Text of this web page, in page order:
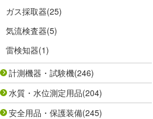
ガス採取器(25)
気流検査器(5)
雷検知器(1)
計測機器・試験機(246)
水質・水位測定用品(204)
安全用品・保護装備(245)